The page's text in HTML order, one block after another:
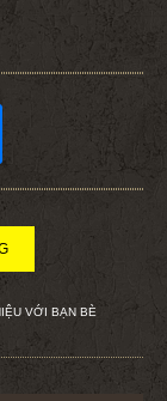
VỚI BẠN BÈ